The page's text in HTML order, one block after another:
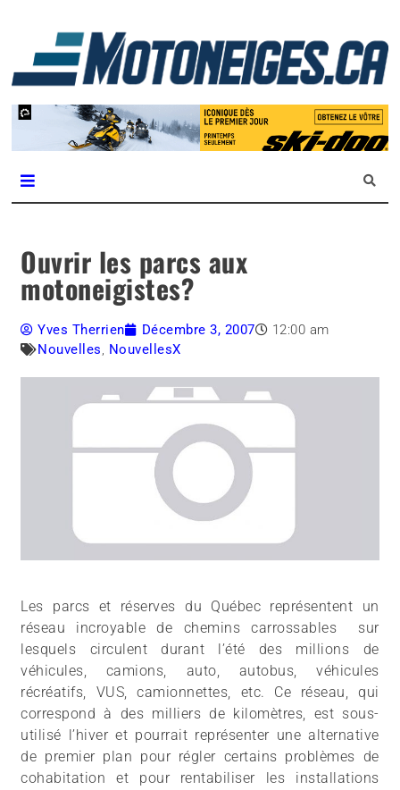
Magazine Motoneiges.ca
Ouvrir les parcs aux
motoneigistes?
Yves Therrien Décembre 3, 2007
12:00 am
Nouvelles, NouvellesX
Les parcs et réserves du Québec représentent un
réseau incroyable de chemins carrossables sur
lesquels circulent durant l’été des millions de
véhicules, camions, auto, autobus, véhicules
récréatifs, VUS, camionnettes, etc. Ce réseau, qui
correspond à des milliers de kilomètres, est sous-
utilisé l’hiver et pourrait représenter une alternative
de premier plan pour régler certains problèmes de
cohabitation et pour rentabiliser les installations